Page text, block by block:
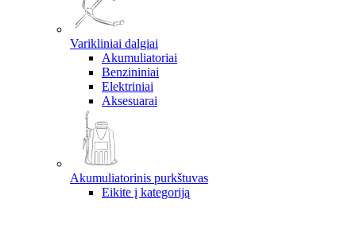
Varikliniai dalgiai
Akumuliatoriai
Benzininiai
Elektriniai
Aksesuarai
Akumuliatorinis purkštuvas
Eikite į kategoriją